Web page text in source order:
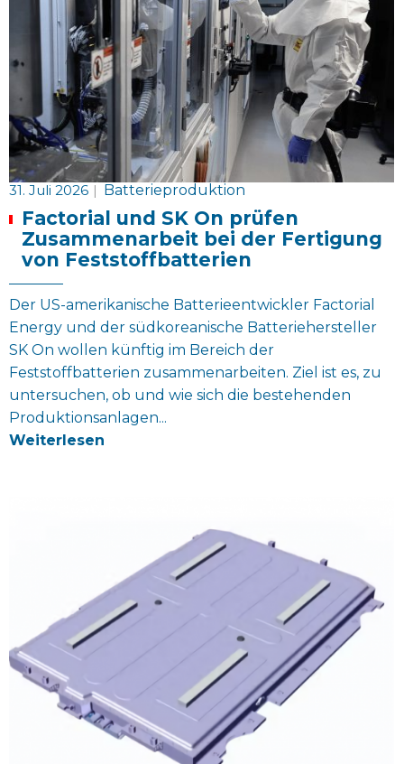
31. Juli 2026 | Batterieproduktion
Factorial und SK On prüfen
Zusammenarbeit bei der Fertigung
von Feststoffbatterien
Der US-amerikanische Batterieentwickler Factorial
Energy und der südkoreanische Batteriehersteller
SK On wollen künftig im Bereich der
Feststoffbatterien zusammenarbeiten. Ziel ist es, zu
untersuchen, ob und wie sich die bestehenden
Produktionsanlagen...
Weiterlesen